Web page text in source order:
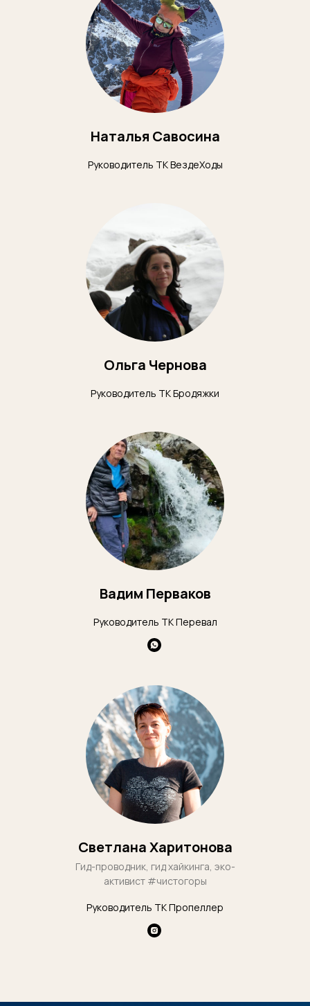
Наталья Савосина
Руководитель ТК ВездеХоды
Ольга Чернова
Руководитель ТК Бродяжки
Вадим Перваков
Руководитель ТК Перевал
Светлана Харитонова
Гид-проводник, гид хайкинга, эко-
активист #чистогоры
Руководитель ТК Пропеллер